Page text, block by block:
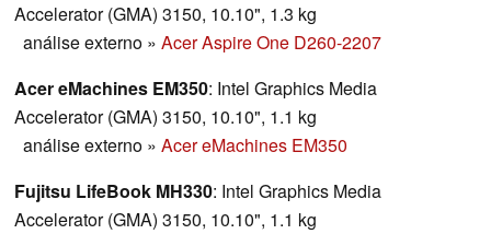
Accelerator (GMA) 3150, 10.10", 1.3 kg
análise externo » Acer Aspire One D260-2207
Acer eMachines EM350: Intel Graphics Media
Accelerator (GMA) 3150, 10.10", 1.1 kg
análise externo » Acer eMachines EM350
Fujitsu LifeBook MH330: Intel Graphics Media
Accelerator (GMA) 3150, 10.10", 1.1 kg